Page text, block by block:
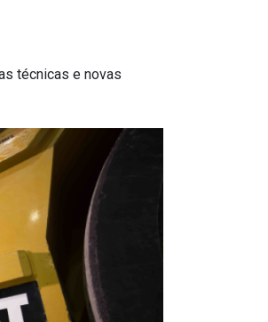
técnicas e novas